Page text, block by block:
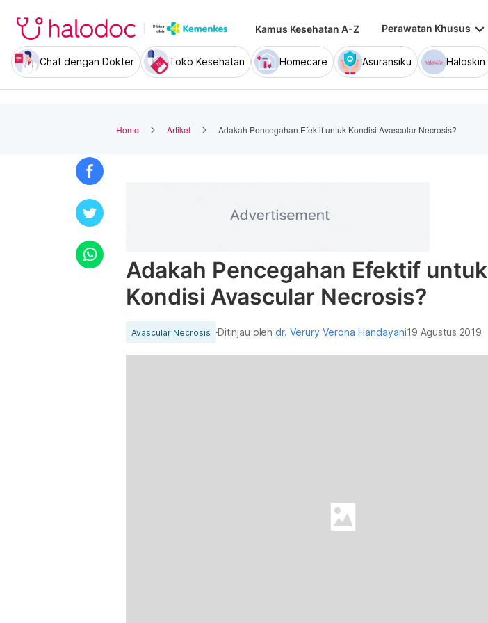
Kamus Kesehatan A-Z Perawatan Khusus keyboard_arrow_down
Chat dengan Dokter Toko Kesehatan Homecare Asuransiku Haloskin
Home Artikel Adakah Pencegahan Efektif untuk Kondisi Avascular Necrosis?
Adakah Pencegahan Efektif untuk
Kondisi Avascular Necrosis?
Avascular Necrosis Ditinjau olehdr. Verury Verona Handayani19 Agustus 2019